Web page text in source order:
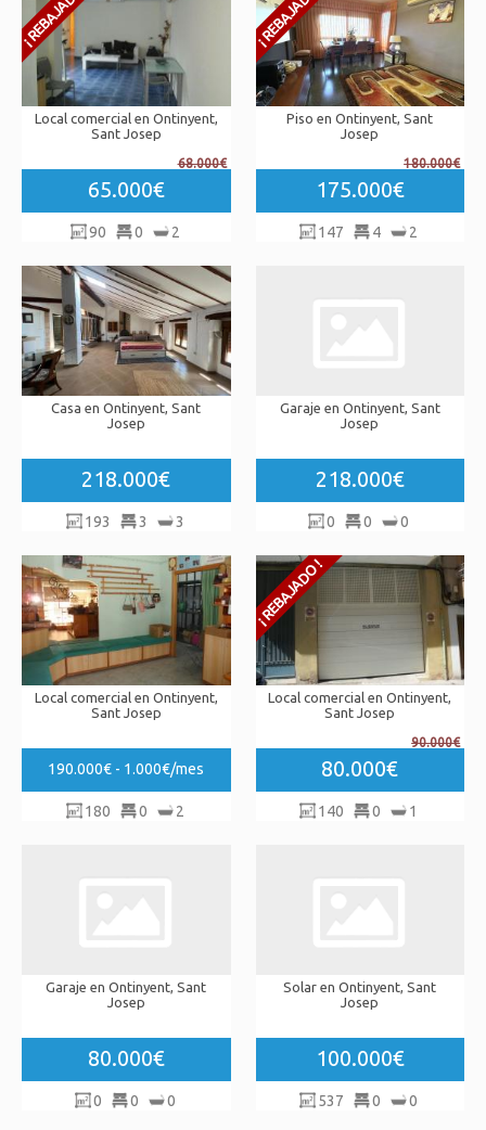
Local comercial en Ontinyent,
Sant Josep
68.000€
65.000€
90 0 2
Piso en Ontinyent, Sant
Josep
180.000€
175.000€
147 4 2
Casa en Ontinyent, Sant
Josep
218.000€
193 3 3
Garaje en Ontinyent, Sant
Josep
218.000€
0 0 0
Local comercial en Ontinyent,
Sant Josep
190.000€ - 1.000€/mes
180 0 2
Local comercial en Ontinyent,
Sant Josep
90.000€
80.000€
140 0 1
Garaje en Ontinyent, Sant
Josep
80.000€
0 0 0
Solar en Ontinyent, Sant
Josep
100.000€
537 0 0